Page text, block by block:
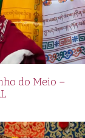
do Meio –